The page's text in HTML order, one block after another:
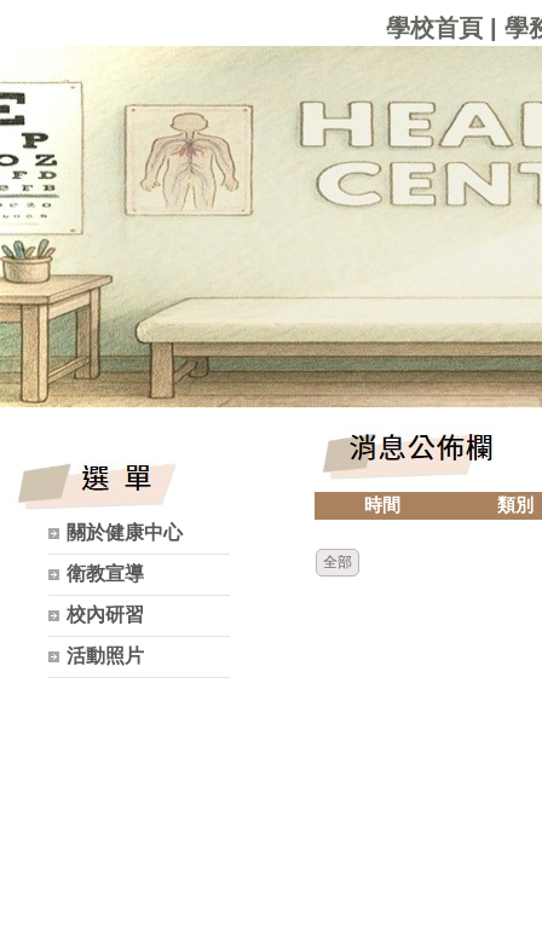
學校首頁 |學
關於健康中心
衛教宣導
校內研習
活動照片
時間 類別
全部